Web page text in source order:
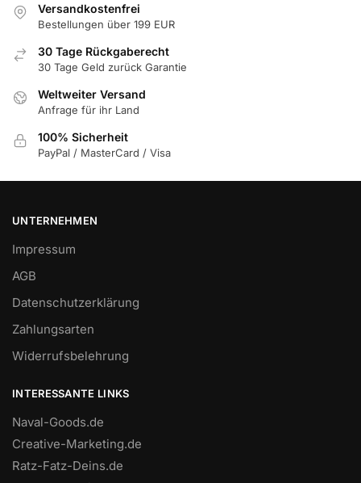
Versandkostenfrei
Bestellungen über 199 EUR
30 Tage Rückgaberecht
30 Tage Geld zurück Garantie
Weltweiter Versand
Anfrage für ihr Land
100% Sicherheit
PayPal / MasterCard / Visa
UNTERNEHMEN
Impressum
AGB
Datenschutzerklärung
Zahlungsarten
Widerrufsbelehrung
INTERESSANTE LINKS
Naval-Goods.de
Creative-Marketing.de
Ratz-Fatz-Deins.de